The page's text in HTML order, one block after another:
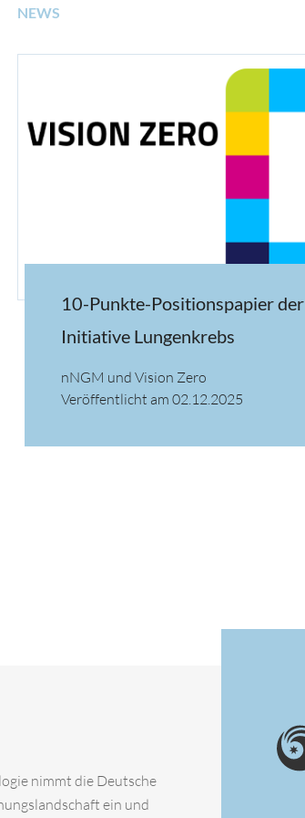
NEWS
10-Punkte-Positionspapier der
Initiative Lungenkrebs
nNGM und Vision Zero
Veröffentlicht am 02.12.2025
nimmt die Deutsche
ein und